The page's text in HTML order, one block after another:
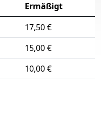
Ermäßigt
17,50 €
15,00 €
10,00 €